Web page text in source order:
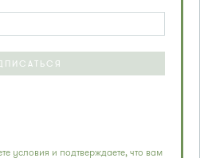
условия и подтверждаете, что вам